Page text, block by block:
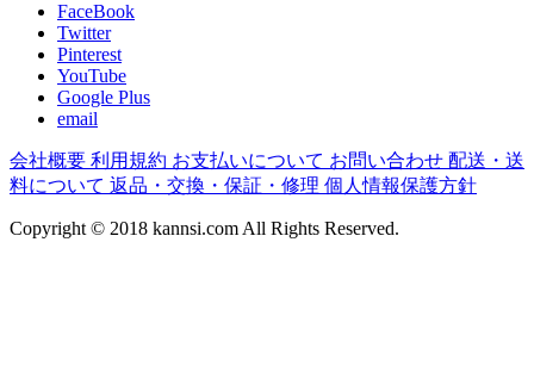
FaceBook
Twitter
Pinterest
YouTube
Google Plus
email
会社概要 利用規約 お支払いについて お問い合わせ 配送・送
料について 返品・交換・保証・修理 個人情報保護方針
Copyright © 2018 kannsi.comAll Rights Reserved.